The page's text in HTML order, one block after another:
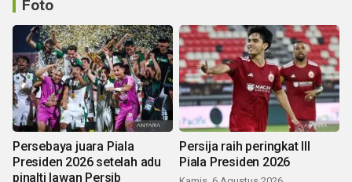
Foto
Persebaya juara Piala
Presiden 2026 setelah adu
pinalti lawan Persib
Persija raih peringkat III
Piala Presiden 2026